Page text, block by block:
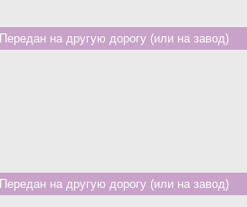
Передан на другую дорогу (или на завод)
Передан на другую дорогу (или на завод)